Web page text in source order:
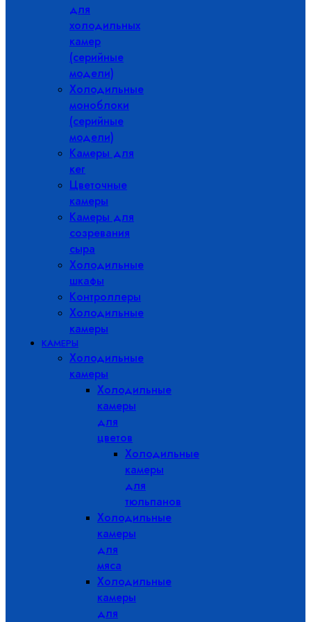
для
холодильных
камер
(серийные
модели)
Холодильные
моноблоки
(серийные
модели)
Камеры для
кег
Цветочные
камеры
Камеры для
созревания
сыра
Холодильные
шкафы
Контроллеры
Холодильные
камеры
КАМЕРЫ
Холодильные
камеры
Холодильные
камеры
для
цветов
Холодильные
камеры
для
тюльпанов
Холодильные
камеры
для
мяса
Холодильные
камеры
для